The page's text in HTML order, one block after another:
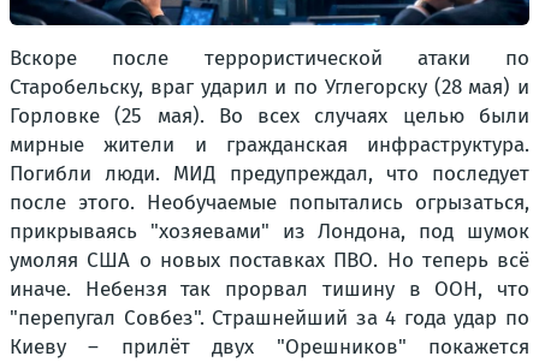
Вскоре после террористической атаки по
Старобельску, враг ударил и по Углегорску (28 мая) и
Горловке (25 мая). Во всех случаях целью были
мирные жители и гражданская инфраструктура.
Погибли люди. МИД предупреждал, что последует
после этого. Необучаемые попытались огрызаться,
прикрываясь "хозяевами" из Лондона, под шумок
умоляя США о новых поставках ПВО. Но теперь всё
иначе. Небензя так прорвал тишину в ООН, что
"перепугал Совбез". Страшнейший за 4 года удар по
Киеву – прилёт двух "Орешников" покажется